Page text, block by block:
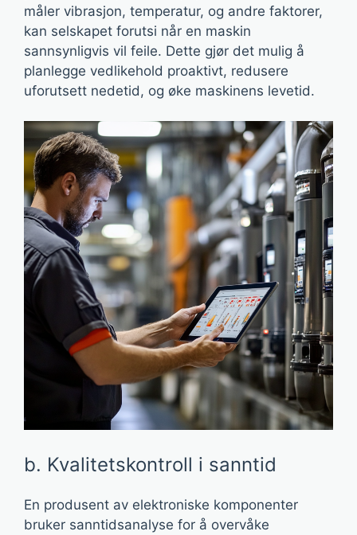
måler vibrasjon, temperatur, og andre faktorer,
kan selskapet forutsi når en maskin
sannsynligvis vil feile. Dette gjør det mulig å
planlegge vedlikehold proaktivt, redusere
uforutsett nedetid, og øke maskinens levetid.
b. Kvalitetskontroll i sanntid
En produsent av elektroniske komponenter
bruker sanntidsanalyse for å overvåke